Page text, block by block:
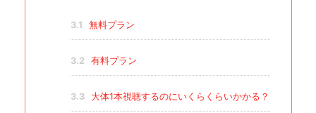
3.1 無料プラン
3.2 有料プラン
3.3 大体1本視聴するのにいくらくらいかかる？